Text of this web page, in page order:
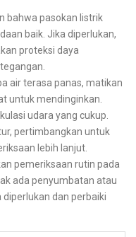
bahwa pasokan listrik
baik. Jika diperlukan,
proteksi daya
air terasa panas, matikan
untuk mendinginkan.
udara yang cukup.
pertimbangkan untuk
lebih lanjut.
pemeriksaan rutin pada
ada penyumbatan atau
diperlukan dan perbaiki